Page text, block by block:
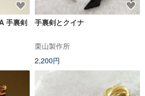
手裏剣
手裏剣とクイナ
栗山製作所
2,200円